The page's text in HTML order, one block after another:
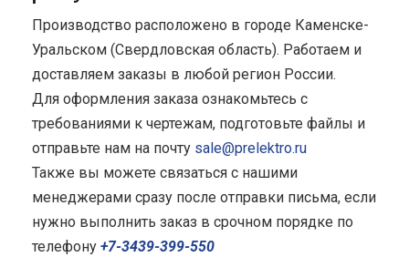
Производство расположено в городе Каменске-
Уральском (Свердловская область). Работаем и
доставляем заказы в любой регион России.
Для оформления заказа ознакомьтесь с
требованиями к чертежам, подготовьте файлы и
отправьте нам на почту sale@prelektro.ru
Также вы можете связаться с нашими
менеджерами сразу после отправки письма, если
нужно выполнить заказ в срочном порядке по
телефону +7-3439-399-550